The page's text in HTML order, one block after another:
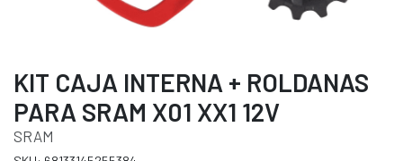
KIT CAJA INTERNA + ROLDANAS
PARA SRAM X01 XX1 12V
SRAM